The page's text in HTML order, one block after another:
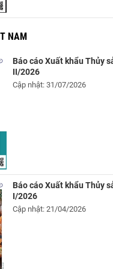
NAM
Báo cáo Xuất khẩu Thủy
II/2026
Cập nhật: 31/07/2026
Báo cáo Xuất khẩu Thủy
I/2026
Cập nhật: 21/04/2026